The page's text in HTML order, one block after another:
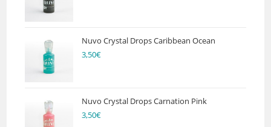
Nuvo Crystal Drops Caribbean Ocean
3,50€
Nuvo Crystal Drops Carnation Pink
3,50€